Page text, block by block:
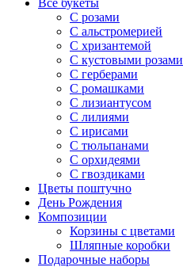
Все букеты
C розами
С альстромерией
С хризантемой
С кустовыми розами
С герберами
С ромашками
С лизиантусом
С лилиями
С ирисами
С тюльпанами
С орхидеями
С гвоздиками
Цветы поштучно
День Рождения
Композиции
Корзины с цветами
Шляпные коробки
Подарочные наборы